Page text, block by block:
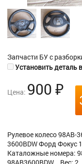
Запчасти БУ с
Установить деталь
Цена: 900 ₽
Рулевое колесо 98AB-
3600BDW Форд Фокус
Каталожные номера: